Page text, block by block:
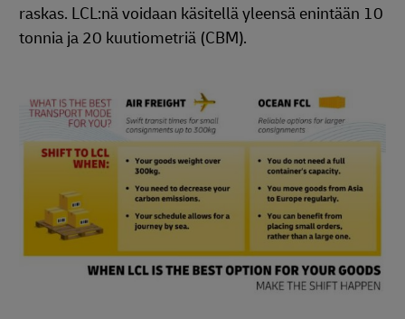
raskas. LCL:nä voidaan käsitellä yleensä enintään 10
tonnia ja 20 kuutiometriä (CBM).